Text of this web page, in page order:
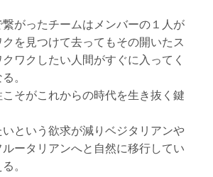
繋がったチームはメンバーの１人が
クを見つけて去ってもその開いたス
ワクしたい人間がすぐに入ってく
。
こそがこれからの時代を生き抜く鍵
いという欲求が減りベジタリアンや
ルータリアンへと自然に移行してい
。